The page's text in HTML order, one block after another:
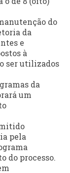
do
da
e
à
ser utilizados
da
um
pela
do processo.